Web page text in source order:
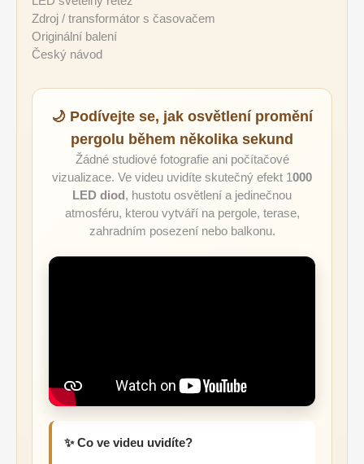
Zdroj / transformátor s časovačem
Originální balení
Český návod
🌙 Podívejte se, jak osvětlení promění
pergolu během několika sekund
Žádné studiové fotografie ani počítačové
vizualizace. Ve videu uvidíte skutečný efekt 1000
LED diod, hustotu osvětlení a jedinečnou
atmosféru, kterou vytváří na pergole, terase,
zahradním posezení nebo balkonu.
✨ Co ve videu uvidíte?